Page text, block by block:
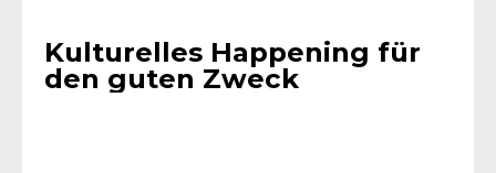
Kulturelles Happening für
den guten Zweck